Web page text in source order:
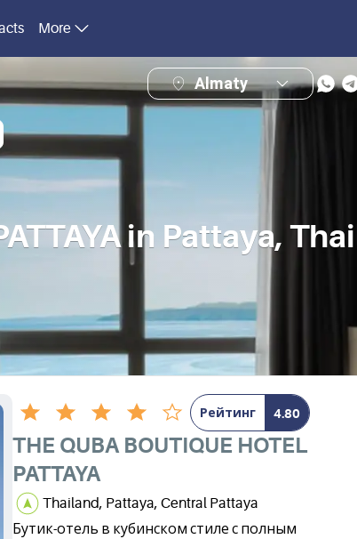
More
Almaty
in Pattaya,
Рейтинг 4.80
THE QUBA BOUTIQUE HOTEL
PATTAYA
Thailand, Pattaya, Central Pattaya
Бутик-отель в кубинском стиле с полным